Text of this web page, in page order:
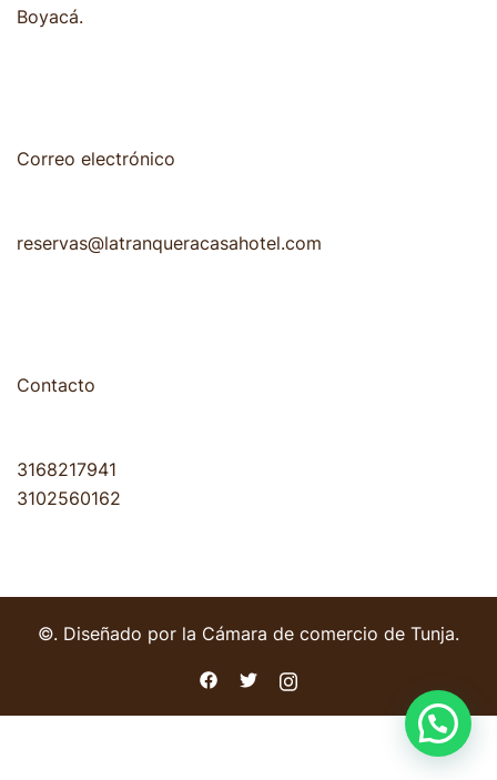
Boyacá.
Correo electrónico
reservas@latranqueracasahotel.com
Contacto
3168217941
3102560162
©. Diseñado por la Cámara de comercio de Tunja.
https://facebook.com
https://twitter.com
https://instagram.com